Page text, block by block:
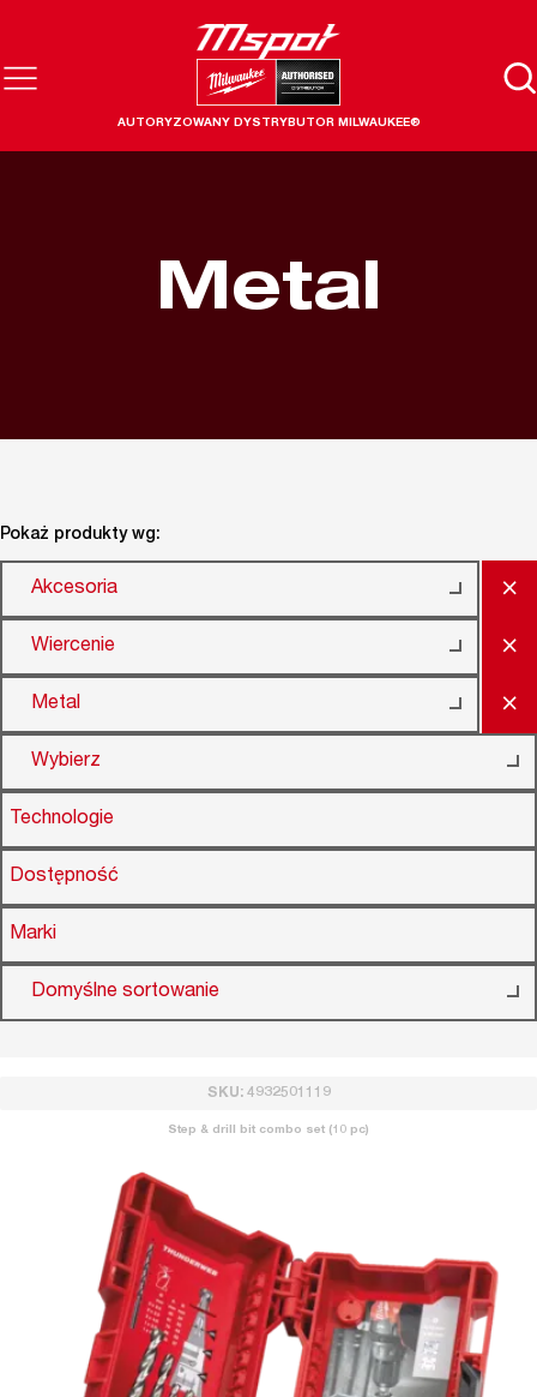
AUTORYZOWANY DYSTRYBUTOR MILWAUKEE®
Metal
Pokaż produkty wg:
Akcesoria ×
Wiercenie ×
Metal ×
Wybierz
Technologie
Dostępność
Marki
Domyślne sortowanie
SKU: 4932501119
Step & drill bit combo set (10 pc)